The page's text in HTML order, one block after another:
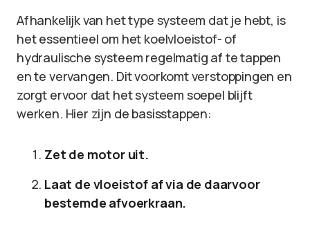
Afhankelijk van het type systeem dat je hebt, is
het essentieel om het koelvloeistof- of
hydraulische systeem regelmatig af te tappen
en te vervangen. Dit voorkomt verstoppingen en
zorgt ervoor dat het systeem soepel blijft
werken. Hier zijn de basisstappen:
Zet de motor uit.
Laat de vloeistof af via de daarvoor
bestemde afvoerkraan.